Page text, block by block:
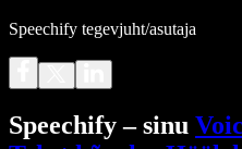
Speechify tegevjuht/asutaja
Speechify – sinu